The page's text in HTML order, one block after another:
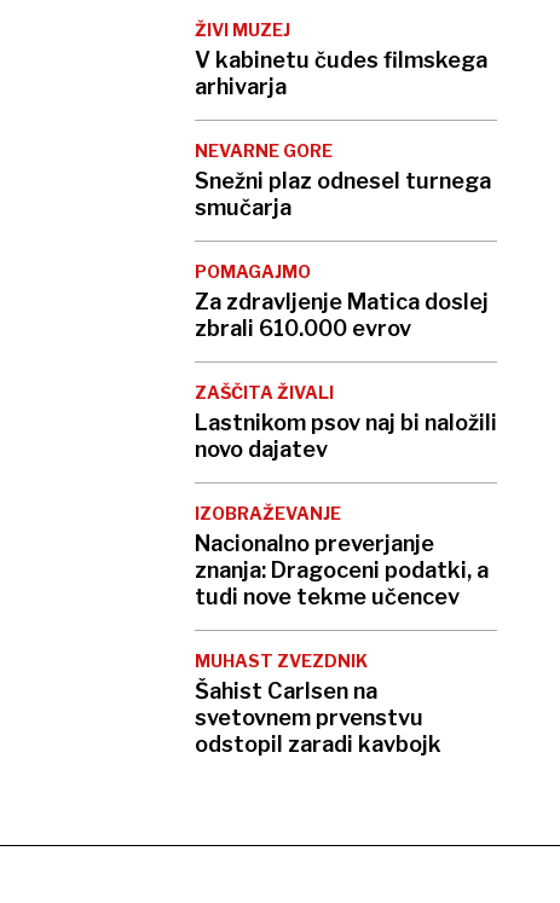
ŽIVI MUZEJ
V kabinetu čudes filmskega
arhivarja
NEVARNE GORE
Snežni plaz odnesel turnega
smučarja
POMAGAJMO
Za zdravljenje Matica doslej
zbrali 610.000 evrov
ZAŠČITA ŽIVALI
Lastnikom psov naj bi naložili
novo dajatev
IZOBRAŽEVANJE
Nacionalno preverjanje
znanja: Dragoceni podatki, a
tudi nove tekme učencev
MUHAST ZVEZDNIK
Šahist Carlsen na
svetovnem prvenstvu
odstopil zaradi kavbojk